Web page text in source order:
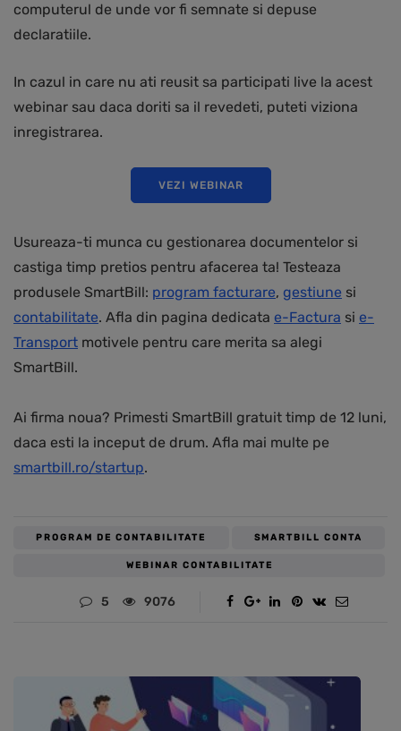
computerul de unde vor fi semnate si depuse
declaratiile.
In cazul in care nu ati reusit sa participati live la acest
webinar sau daca doriti sa il revedeti, puteti viziona
inregistrarea.
VEZI WEBINAR
Usureaza-ti munca cu gestionarea documentelor si
castiga timp pretios pentru afacerea ta! Testeaza
produsele SmartBill: program facturare, gestiune si
contabilitate. Afla din pagina dedicata e-Factura si e-
Transport motivele pentru care merita sa alegi
SmartBill.
Ai firma noua? Primesti SmartBill gratuit timp de 12 luni,
daca esti la inceput de drum. Afla mai multe pe
smartbill.ro/startup.
PROGRAM DE CONTABILITATE SMARTBILL CONTA
WEBINAR CONTABILITATE
5 9076